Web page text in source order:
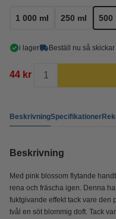
1 000 ml 250 ml 500
i lager Beställ nu så
44 kr
BeskrivningSpecifikationer
Beskrivning
Med pink blossom flytande
rena och fräscha igen. Denna
fuktgivande effekt tack vare den
tvål en söt blommig doft. Tack